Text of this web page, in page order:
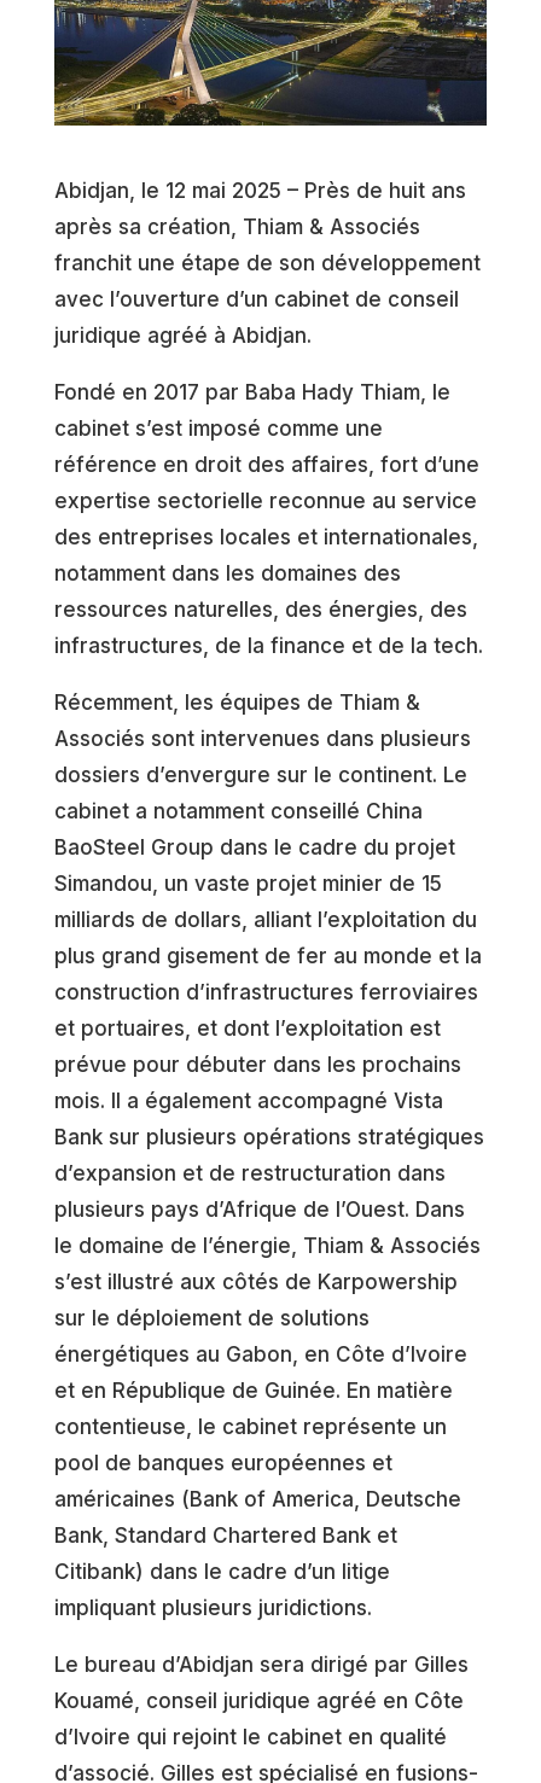
Abidjan, le 12 mai 2025 – Près de huit ans
après sa création, Thiam & Associés
franchit une étape de son développement
avec l’ouverture d’un cabinet de conseil
juridique agréé à Abidjan.
Fondé en 2017 par Baba Hady Thiam, le
cabinet s’est imposé comme une
référence en droit des affaires, fort d’une
expertise sectorielle reconnue au service
des entreprises locales et internationales,
notamment dans les domaines des
ressources naturelles, des énergies, des
infrastructures, de la finance et de la tech.
Récemment, les équipes de Thiam &
Associés sont intervenues dans plusieurs
dossiers d’envergure sur le continent. Le
cabinet a notamment conseillé China
BaoSteel Group dans le cadre du projet
Simandou, un vaste projet minier de 15
milliards de dollars, alliant l’exploitation du
plus grand gisement de fer au monde et la
construction d’infrastructures ferroviaires
et portuaires, et dont l’exploitation est
prévue pour débuter dans les prochains
mois. Il a également accompagné Vista
Bank sur plusieurs opérations stratégiques
d’expansion et de restructuration dans
plusieurs pays d’Afrique de l’Ouest. Dans
le domaine de l’énergie, Thiam & Associés
s’est illustré aux côtés de Karpowership
sur le déploiement de solutions
énergétiques au Gabon, en Côte d’Ivoire
et en République de Guinée. En matière
contentieuse, le cabinet représente un
pool de banques européennes et
américaines (Bank of America, Deutsche
Bank, Standard Chartered Bank et
Citibank) dans le cadre d’un litige
impliquant plusieurs juridictions.
Le bureau d’Abidjan sera dirigé par Gilles
Kouamé, conseil juridique agréé en Côte
d’Ivoire qui rejoint le cabinet en qualité
d’associé. Gilles est spécialisé en fusions-